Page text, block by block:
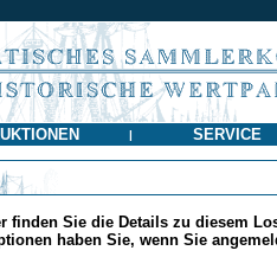
| SERVICE
finden Sie die Details zu diesem
haben Sie, wenn Sie